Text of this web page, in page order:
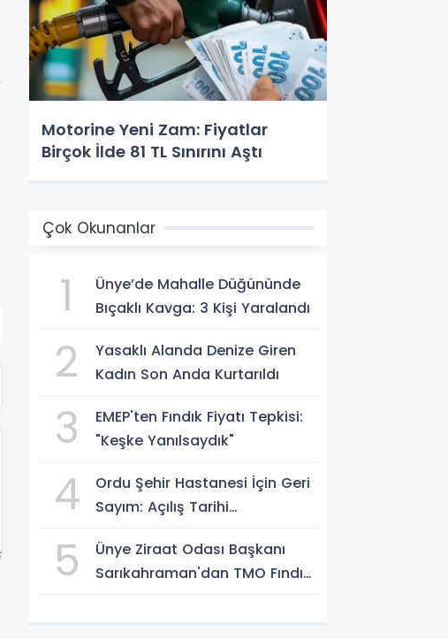
Motorine Yeni Zam: Fiyatlar
Birçok İlde 81 TL Sınırını Aştı
Çok Okunanlar
1
Ünye’de Mahalle Düğününde
Bıçaklı Kavga: 3 Kişi Yaralandı
2
Yasaklı Alanda Denize Giren
Kadın Son Anda Kurtarıldı
3
EMEP'ten Fındık Fiyatı Tepkisi:
"Keşke Yanılsaydık"
4
Ordu Şehir Hastanesi İçin Geri
Sayım: Açılış Tarihi
5
Ünye Ziraat Odası Başkanı
Sarıkahraman'dan TMO Fındık